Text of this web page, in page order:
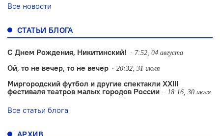
Все новости
СТАТЬИ БЛОГА
С Днем Рождения, Никитинский! 7:52, 04 августа
Ой, то не вечер, то не вечер 20:32, 31 июля
Миргородский футбол и другие спектакли XXIII
фестиваля театров малых городов России
18:16, 30 июля
Все статьи блога
АРХИВ